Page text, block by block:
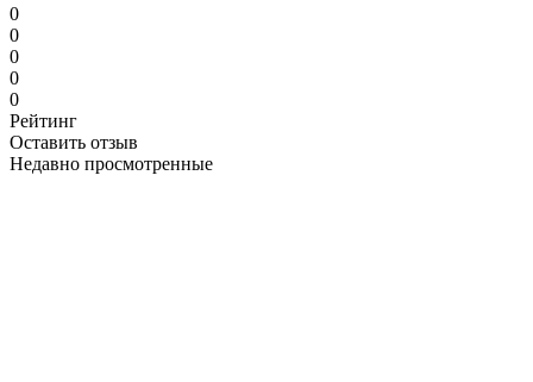
0
0
0
0
0
Рейтинг
Оставить отзыв
Недавно просмотренные